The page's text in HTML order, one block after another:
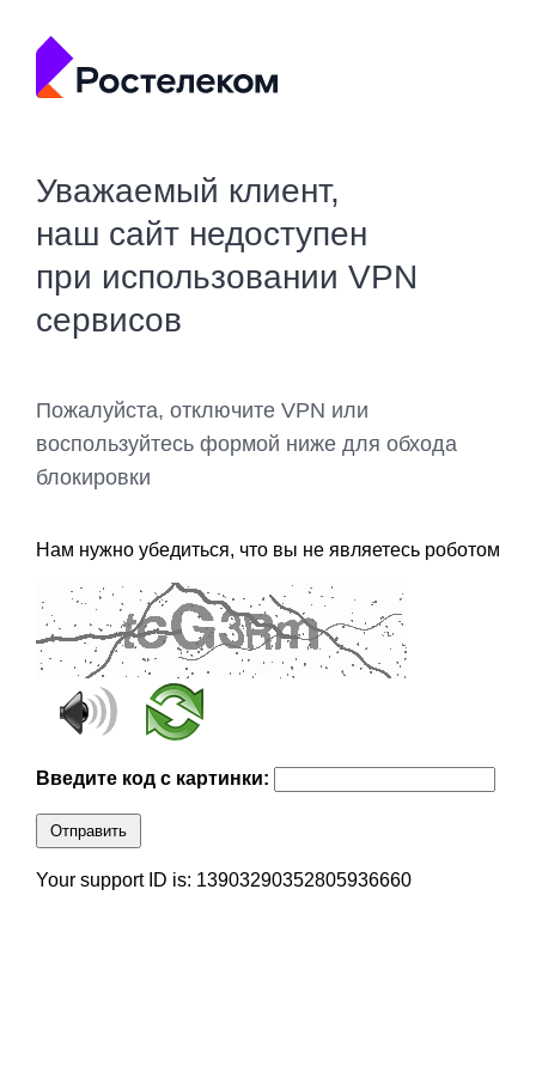
Уважаемый клиент,
наш сайт недоступен
при использовании VPN
сервисов
Пожалуйста, отключите VPN или
воспользуйтесь формой ниже для обхода
блокировки
Нам нужно убедиться, что вы не являетесь роботом
Введите код с картинки:
Отправить
Your support ID is: 13903290352805936660